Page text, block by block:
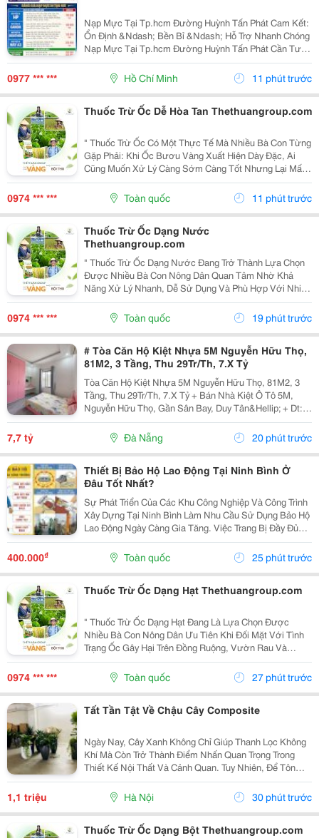
Nạp Mực Tại Tp.hcm Đường Huỳnh Tấn Phát Cam Kết:
Ổn Định &Ndash; Bền Bỉ &Ndash; Hỗ Trợ Nhanh Chóng
Nạp Mực Tại Tp.hcm Đường Huỳnh Tấn Phát Cần Tư
Vấn &Amp; Báo Giá Liên Hệ Ngay: Nạp Mực Tại
Tp.hcm Đường Huỳnh Tấn Phát 0977 610 388 &Ndash;
Mr. Duy Nạp...
0977 *** *** Hồ Chí Minh 11 phút trước
Thuốc Trừ Ốc Dễ Hòa Tan Thethuangroup.com
" Thuốc Trừ Ốc Có Một Thực Tế Mà Nhiều Bà Con Từng
Gặp Phải: Khi Ốc Bươu Vàng Xuất Hiện Dày Đặc, Ai
Cũng Muốn Xử Lý Càng Sớm Càng Tốt Nhưng Lại Mất
Khá Nhiều Thời Gian Ở Khâu Chuẩn Bị Thuốc. Chỉ Một
Công Đoạn Nhỏ Bị Kéo Dài Cũng Có Thể Khiến Việc...
0974 *** *** Toàn quốc 11 phút trước
Thuốc Trừ Ốc Dạng Nước
Thethuangroup.com
" Thuốc Trừ Ốc Dạng Nước Đang Trở Thành Lựa Chọn
Được Nhiều Bà Con Nông Dân Quan Tâm Nhờ Khả
Năng Xử Lý Nhanh, Dễ Sử Dụng Và Phù Hợp Với Nhiều
Loại Cây Trồng Khác Nhau. Trong Điều Kiện Thời Tiết
Nóng Ẩm, Mưa Nhiều, Các Loại Ốc Gây Hại Thường
0974 *** *** Toàn quốc 19 phút trước
# Tòa Căn Hộ Kiệt Nhựa 5M Nguyễn Hữu Thọ,
81M2, 3 Tầng, Thu 29Tr/Th, 7.X Tỷ
Tòa Căn Hộ Kiệt Nhựa 5M Nguyễn Hữu Thọ, 81M2, 3
Tầng, Thu 29Tr/Th, 7.X Tỷ + Bán Nhà Kiệt Ô Tô 5M,
Nguyễn Hữu Thọ, Gần Sân Bay, Duy Tân&Hellip; + Dt:
81M2, Ngang 8M, 3 Tầng Đúc Kiên Cố Sạch Đẹp, 8 Căn
Hộ Có Gác, Full Nội Thất Cao Cấp. Đang Cho Thuê...
7,7 tỷ Đà Nẵng 20 phút trước
Thiết Bị Bảo Hộ Lao Động Tại Ninh Bình Ở
Đâu Tốt Nhất?
Sự Phát Triển Của Các Khu Công Nghiệp Và Công Trình
Xây Dựng Tại Ninh Bình Làm Nhu Cầu Sử Dụng Bảo Hộ
Lao Động Ngày Càng Gia Tăng. Việc Trang Bị Đầy Đủ
Thiết Bị Bảo Hộ Lao Động Tại Ninh Bình Đạt Chuẩn Giúp
Bảo Vệ Người Lao Động Trước Các Rủi Ro, Nâng...
400.000₫ Toàn quốc 25 phút trước
Thuốc Trừ Ốc Dạng Hạt Thethuangroup.com
" Thuốc Trừ Ốc Dạng Hạt Đang Là Lựa Chọn Được
Nhiều Bà Con Nông Dân Ưu Tiên Khi Đối Mặt Với Tình
Trạng Ốc Gây Hại Trên Đồng Ruộng, Vườn Rau Và
Nhiều Loại Cây Trồng Khác. Sự Phát Triển Mạnh Của
Các Loài Ốc, Đặc Biệt Là Ốc Bươu Vàng, Có Thể Khiến
0974 *** *** Toàn quốc 27 phút trước
Tất Tần Tật Về Chậu Cây Composite
Ngày Nay, Cây Xanh Không Chỉ Giúp Thanh Lọc Không
Khí Mà Còn Trở Thành Điểm Nhấn Quan Trọng Trong
Thiết Kế Nội Thất Và Cảnh Quan. Tuy Nhiên, Để Tôn
Lên Vẻ Đẹp Của Cây Và Tạo Nên Một Tổng Thể Hài
Hòa, Việc Lựa Chọn Chậu Trồng Cây Phù Hợp Là Điều
Không...
1,1 triệu Hà Nội 30 phút trước
Thuốc Trừ Ốc Dạng Bột Thethuangroup.com